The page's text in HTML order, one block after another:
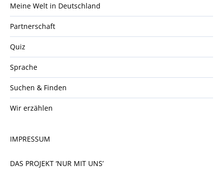
Meine Welt in Deutschland
Partnerschaft
Quiz
Sprache
Suchen & Finden
Wir erzählen
IMPRESSUM
DAS PROJEKT ‘NUR MIT UNS’